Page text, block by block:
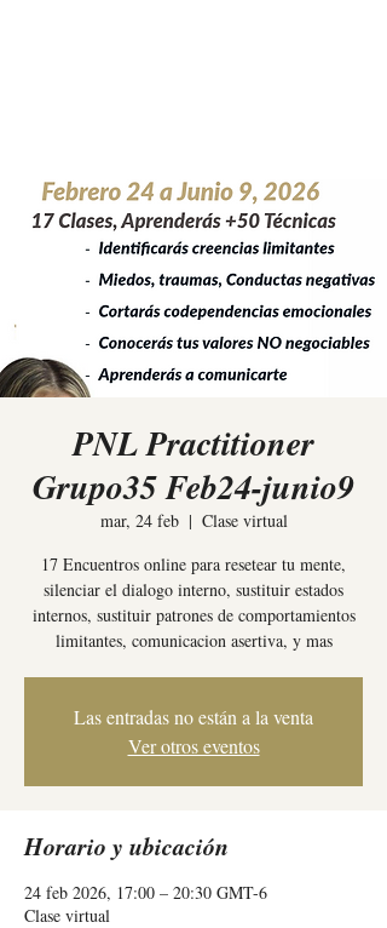
PNL Practitioner
Grupo35 Feb24-junio9
mar, 24 feb
  |
Clase virtual
17 Encuentros online para resetear tu mente,
silenciar el dialogo interno, sustituir estados
internos, sustituir patrones de comportamientos
limitantes, comunicacion asertiva, y mas
Las entradas no están a la venta
Ver otros eventos
Horario y ubicación
24 feb 2026, 17:00 – 20:30 GMT-6
Clase virtual